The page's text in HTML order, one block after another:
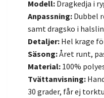
Modell: Dragkedja i
Anpassning: Dubbel
samt dragsko i
Detaljer: Hel krage
Säsong:Året runt,
Material: 100%
Tvättanvisning:
30 grader, får ej